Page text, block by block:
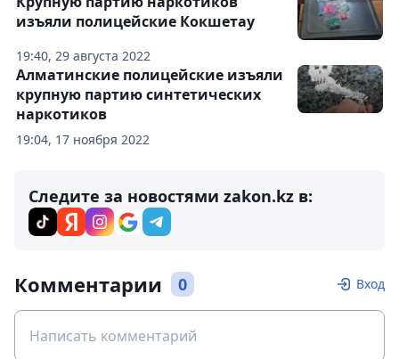
19:40, 29 августа 2022
изъяли полицейские Кокшетау
19:04, 17 ноября 2022
Алматинские полицейские изъяли
крупную партию синтетических
наркотиков
Следите за новостями zakon.kz в:
Комментарии 0 Вход